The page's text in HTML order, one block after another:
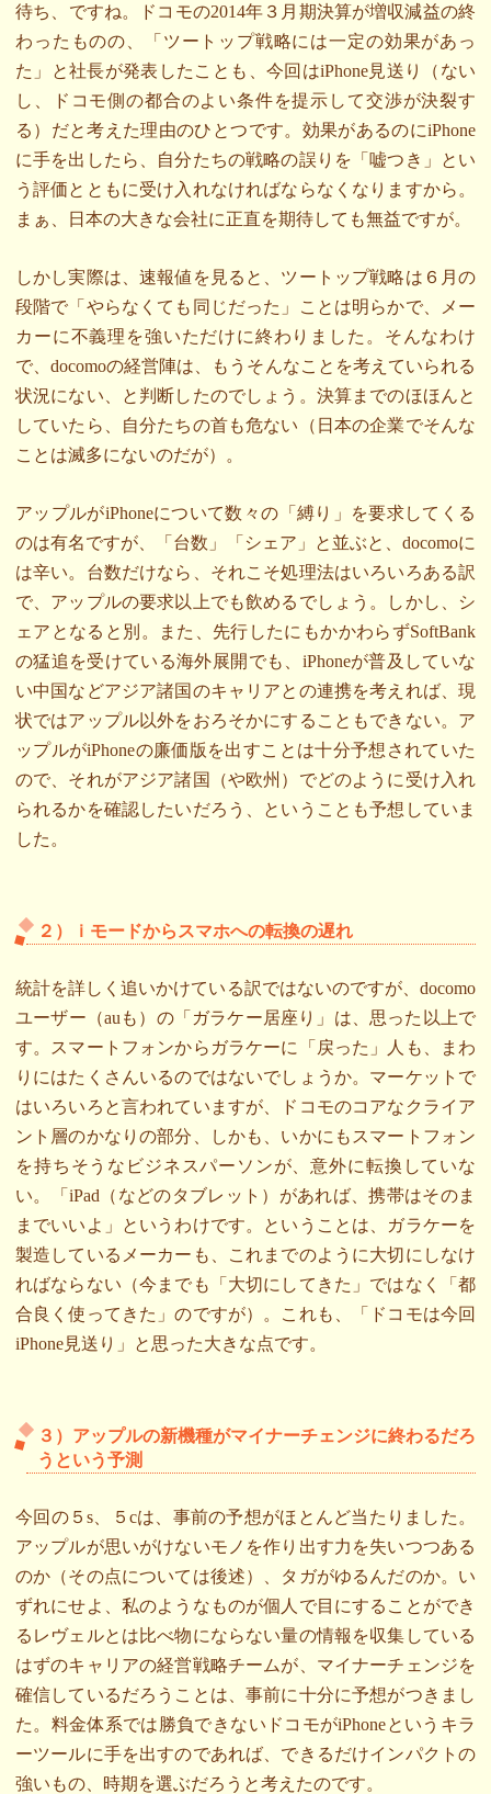
待ち、ですね。ドコモの2014年３月期決算が増収減益の終
わったものの、「ツートップ戦略には一定の効果があっ
た」と社長が発表したことも、今回はiPhone見送り（ない
し、ドコモ側の都合のよい条件を提示して交渉が決裂す
る）だと考えた理由のひとつです。効果があるのにiPhone
に手を出したら、自分たちの戦略の誤りを「嘘つき」とい
う評価とともに受け入れなければならなくなりますから。
まぁ、日本の大きな会社に正直を期待しても無益ですが。
しかし実際は、速報値を見ると、ツートップ戦略は６月の
段階で「やらなくても同じだった」ことは明らかで、メー
カーに不義理を強いただけに終わりました。そんなわけ
で、docomoの経営陣は、もうそんなことを考えていられる
状況にない、と判断したのでしょう。決算までのほほんと
していたら、自分たちの首も危ない（日本の企業でそんな
ことは滅多にないのだが）。
アップルがiPhoneについて数々の「縛り」を要求してくる
のは有名ですが、「台数」「シェア」と並ぶと、docomoに
は辛い。台数だけなら、それこそ処理法はいろいろある訳
で、アップルの要求以上でも飲めるでしょう。しかし、シ
ェアとなると別。また、先行したにもかかわらずSoftBank
の猛追を受けている海外展開でも、iPhoneが普及していな
い中国などアジア諸国のキャリアとの連携を考えれば、現
状ではアップル以外をおろそかにすることもできない。ア
ップルがiPhoneの廉価版を出すことは十分予想されていた
ので、それがアジア諸国（や欧州）でどのように受け入れ
られるかを確認したいだろう、ということも予想していま
した。
２）ｉモードからスマホへの転換の遅れ
統計を詳しく追いかけている訳ではないのですが、docomo
ユーザー（auも）の「ガラケー居座り」は、思った以上で
す。スマートフォンからガラケーに「戻った」人も、まわ
りにはたくさんいるのではないでしょうか。マーケットで
はいろいろと言われていますが、ドコモのコアなクライア
ント層のかなりの部分、しかも、いかにもスマートフォン
を持ちそうなビジネスパーソンが、意外に転換していな
い。「iPad（などのタブレット）があれば、携帯はそのま
までいいよ」というわけです。ということは、ガラケーを
製造しているメーカーも、これまでのように大切にしなけ
ればならない（今までも「大切にしてきた」ではなく「都
合良く使ってきた」のですが）。これも、「ドコモは今回
iPhone見送り」と思った大きな点です。
３）アップルの新機種がマイナーチェンジに終わるだろ
うという予測
今回の５s、５cは、事前の予想がほとんど当たりました。
アップルが思いがけないモノを作り出す力を失いつつある
のか（その点については後述）、タガがゆるんだのか。い
ずれにせよ、私のようなものが個人で目にすることができ
るレヴェルとは比べ物にならない量の情報を収集している
はずのキャリアの経営戦略チームが、マイナーチェンジを
確信しているだろうことは、事前に十分に予想がつきまし
た。料金体系では勝負できないドコモがiPhoneというキラ
ーツールに手を出すのであれば、できるだけインパクトの
強いもの、時期を選ぶだろうと考えたのです。